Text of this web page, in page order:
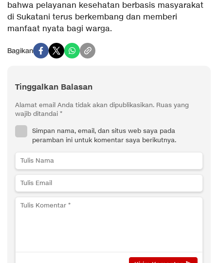
bahwa pelayanan kesehatan berbasis masyarakat
di Sukatani terus berkembang dan memberi
manfaat nyata bagi warga.
Bagikan
Tinggalkan Balasan
Alamat email Anda tidak akan dipublikasikan. Ruas yang
wajib ditandai *
Simpan nama, email, dan situs web saya pada
peramban ini untuk komentar saya berikutnya.